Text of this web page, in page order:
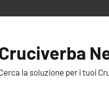
la soluzione per i tuoi